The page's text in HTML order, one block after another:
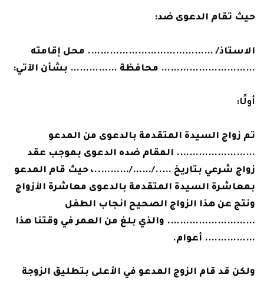
حيث تقام الدعوى ضد:
الاستاذ/ …………………………………. محل إقامته
………………………… محافظة …………… بشأن الآتي:
أولًا:
تم زواج السيدة المتقدمة بالدعوى من المدعو
……………………. المقام ضده الدعوى بموجب عقد
زواج شرعي بتاريخ …../……/………..، حيث قام المدعو
بمعاشرة السيدة المتقدمة بالدعوى معاشرة الأزواج
ونتج عن هذا الزواج الصحيح انجاب الطفل
………………………. والذي بلغ من العمر في وقتنا هذا
……………. أعوام.
ولكن قد قام الزوج المدعو في الأعلى بتطليق الزوجة